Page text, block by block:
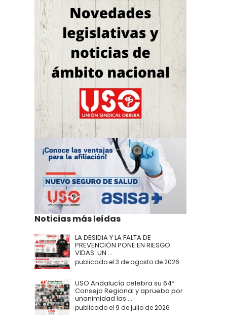
Noticias más leídas
LA DESIDIA Y LA FALTA DE
PREVENCIÓN PONE EN RIESGO
VIDAS: UN ...
publicado el 3 de agosto de 2026
USO Andalucía celebra su 64º
Consejo Regional y aprueba por
unanimidad las ...
publicado el 9 de julio de 2026